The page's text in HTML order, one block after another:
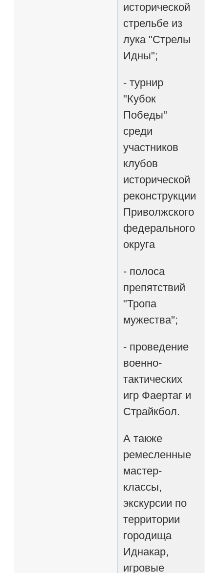
исторической
стрельбе из
лука "Стрелы
Идны";
- турнир
"Кубок
Победы"
среди
участников
клубов
исторической
реконструкции
Приволжского
федерального
округа
- полоса
препятствий
"Тропа
мужества";
- проведение
военно-
тактических
игр Фаертаг и
Страйкбол.
А также
ремесленные
мастер-
классы,
экскурсии по
территории
городища
Иднакар,
игровые